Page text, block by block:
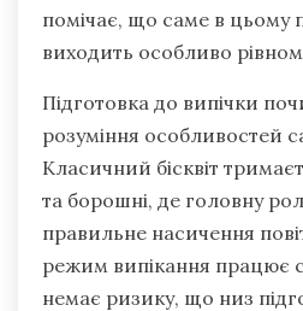
помічає, що саме в цьому
виходить особливо
Підготовка до випічки
розуміння особливостей
Класичний бісквіт
та борошні, де головну
правильне насичення
режим випікання працює
немає ризику, що низ